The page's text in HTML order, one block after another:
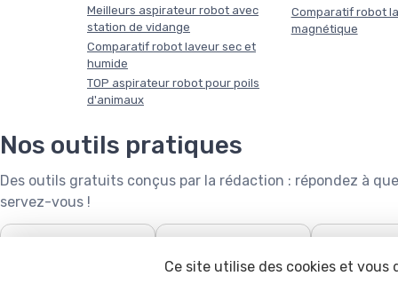
Meilleurs aspirateur robot avec
station de vidange
Comparatif robot laveur sec et
humide
TOP aspirateur robot pour poils
d'animaux
Comparatif robot
magnétique
Nos outils pratiques
Des outils gratuits conçus par la rédaction : répondez à
servez-vous !
❄️ 🧺
Capacité de lave-linge
Robot
Ce site utilise des cookies et